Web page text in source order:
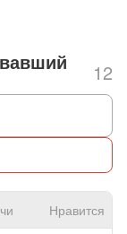
12
Нравится